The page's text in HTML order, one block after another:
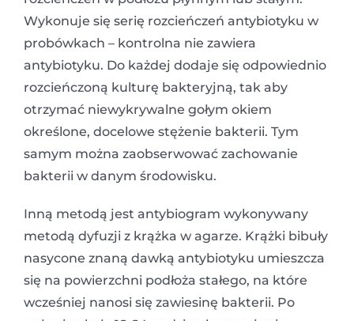
Wykonuje się serię rozcieńczeń antybiotyku w
probówkach – kontrolna nie zawiera
antybiotyku. Do każdej dodaje się odpowiednio
rozcieńczoną kulturę bakteryjną, tak aby
otrzymać niewykrywalne gołym okiem
określone, docelowe stężenie bakterii. Tym
samym można zaobserwować zachowanie
bakterii w danym środowisku.
Inną metodą jest antybiogram wykonywany
metodą dyfuzji z krążka w agarze. Krążki bibuły
nasycone znaną dawką antybiotyku umieszcza
się na powierzchni podłoża stałego, na które
wcześniej nanosi się zawiesinę bakterii. Po